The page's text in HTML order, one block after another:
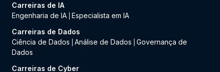
Carreiras de IA
Engenharia de IA Especialista em IA
Carreiras de Dados
Ciência de Dados
Análise de Dados
Governança de
Dados
Carreiras de Cyber